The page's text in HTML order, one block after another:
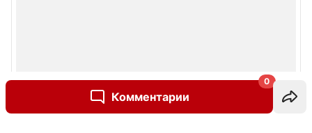
Комментарии
0